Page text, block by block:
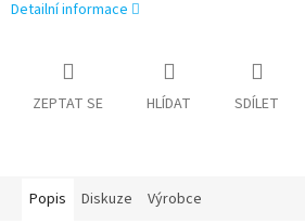
Detailní informace
ZEPTAT SE HLÍDAT SDÍLET
Popis Diskuze Výrobce